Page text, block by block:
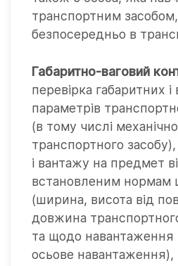
транспортним
безпосередньо в
Габаритно-ваговий
перевірка габаритних і
параметрів
(в тому числі
транспортного
і вантажу на предмет
встановленим нормам
(ширина, висота від
довжина
та щодо навантаження
осьове